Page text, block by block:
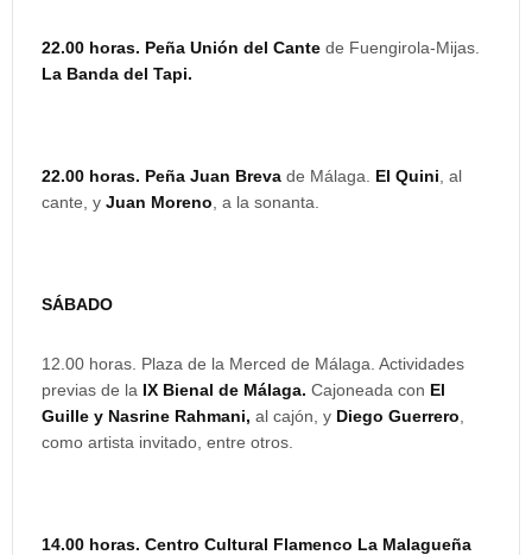
22.00 horas. Peña Unión del Cante de Fuengirola-Mijas.
La Banda del Tapi.
22.00 horas. Peña Juan Breva de Málaga. El Quini , al
cante, y Juan Moreno , a la sonanta.
SÁBADO
12.00 horas. Plaza de la Merced de Málaga. Actividades
previas de la IX Bienal de Málaga. Cajoneada con El
Guille y Nasrine Rahmani, al cajón, y Diego Guerrero
como artista invitado, entre otros.
14.00 horas. Centro Cultural Flamenco La Malagueña